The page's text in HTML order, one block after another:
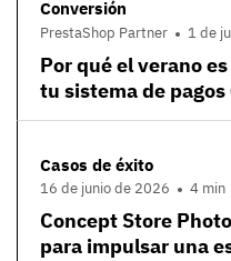
Conversión
PrestaShop Partner 1 de
Por qué el verano
tu sistema de
Casos de éxito
16 de junio de 2026 4 min
Concept Store
para impulsar una